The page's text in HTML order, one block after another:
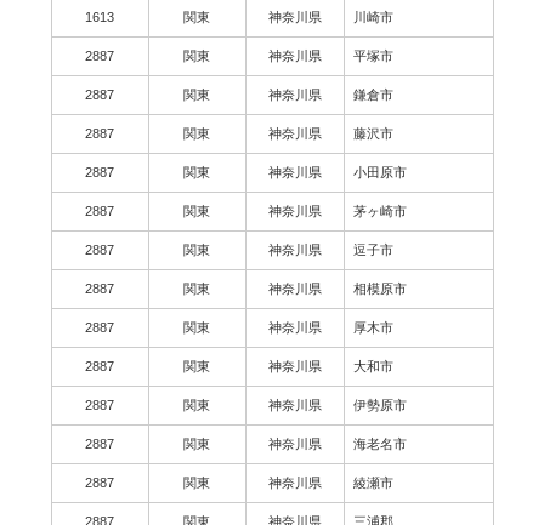
1613 関東 神奈川県 川崎市
2887 関東 神奈川県 平塚市
2887 関東 神奈川県 鎌倉市
2887 関東 神奈川県 藤沢市
2887 関東 神奈川県 小田原市
2887 関東 神奈川県 茅ヶ崎市
2887 関東 神奈川県 逗子市
2887 関東 神奈川県 相模原市
2887 関東 神奈川県 厚木市
2887 関東 神奈川県 大和市
2887 関東 神奈川県 伊勢原市
2887 関東 神奈川県 海老名市
2887 関東 神奈川県 綾瀬市
2887 関東 神奈川県 三浦郡